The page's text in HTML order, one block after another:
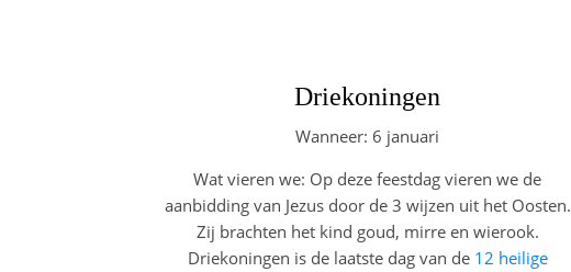
Driekoningen
Wanneer: 6 januari
Wat vieren we: Op deze feestdag vieren we de
aanbidding van Jezus door de 3 wijzen uit het Oosten.
Zij brachten het kind goud, mirre en wierook.
Driekoningen is de laatste dag van de 12 heilige